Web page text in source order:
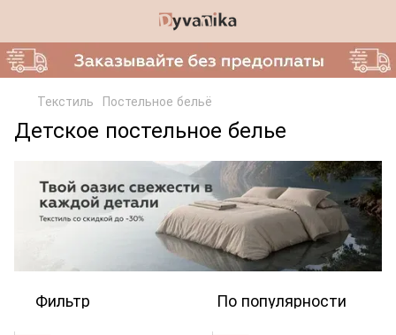
Текстиль Постельное бельё
Детское постельное белье
Фильтр По популярности